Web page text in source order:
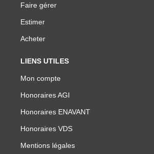
Faire gérer
Estimer
Acheter
LIENS UTILES
Mon compte
Honoraires AGI
Honoraires ENAVANT
Honoraires VDS
Mentions légales